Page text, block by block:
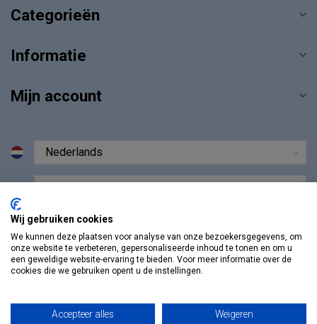
Categorieën
Informatie
Mijn account
Wij gebruiken cookies
We kunnen deze plaatsen voor analyse van onze bezoekersgegevens, om
onze website te verbeteren, gepersonaliseerde inhoud te tonen en om u
een geweldige website-ervaring te bieden. Voor meer informatie over de
cookies die we gebruiken opent u de instellingen.
Accepteer alles Weigeren